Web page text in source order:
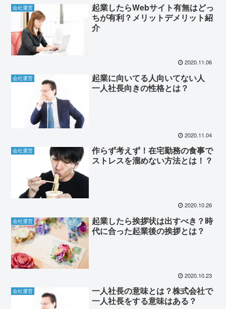
会社運営
起業したらWebサイト有無はどっ
ちが有利？メリットデメリット紹
介
2020.11.06
会社運営
起業に向いてる人向いてない人
一人社長向きの性格とは？
2020.11.04
会社運営
作らず考えず！在宅勤務の食事で
ストレスを溜めない方法とは！？
2020.10.26
会社運営
起業したら挨拶状は出すべき？時
代に合った起業後の挨拶とは？
2020.10.23
会社運営
一人社長の意味とは？株式会社で
一人社長をする意味はある？